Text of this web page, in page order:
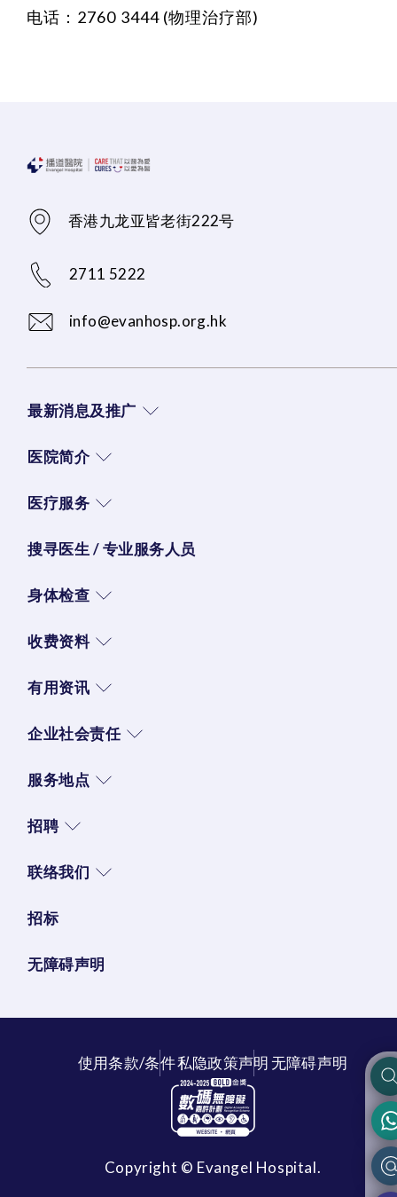
电话：2760 3444 (物理治疗部)
香港九龙亚皆老街222号
2711 5222
info@evanhosp.org.hk
最新消息及推广
医院简介
医疗服务
搜寻医生 / 专业服务人员
身体检查
收费资料
有用资讯
企业社会责任
服务地点
招聘
联络我们
招标
无障碍声明
使用条款/条件私隐政策声明无障碍声明
Copyright © Evangel Hospital.